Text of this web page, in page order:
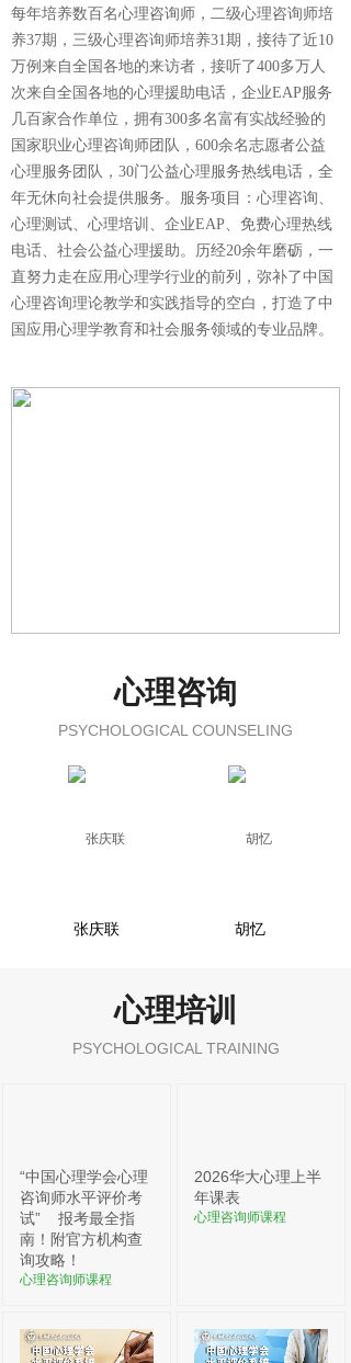
每年培养数百名心理咨询师，二级心理咨询师培
养37期，三级心理咨询师培养31期，接待了近10
万例来自全国各地的来访者，接听了400多万人
次来自全国各地的心理援助电话，企业EAP服务
几百家合作单位，拥有300多名富有实战经验的
国家职业心理咨询师团队，600余名志愿者公益
心理服务团队，30门公益心理服务热线电话，全
年无休向社会提供服务。服务项目：心理咨询、
心理测试、心理培训、企业EAP、免费心理热线
电话、社会公益心理援助。历经20余年磨砺，一
直努力走在应用心理学行业的前列，弥补了中国
心理咨询理论教学和实践指导的空白，打造了中
国应用心理学教育和社会服务领域的专业品牌。
张庆联 胡忆
PSYCHOLOGICAL COUNSELING
心理咨询
“中国心理学会心理
咨询师水平评价考
试”
报考最全指
南！附官方机构查
询攻略！
心理咨询师课程
2026华大心理上半
年课表
心理咨询师课程
PSYCHOLOGICAL TRAINING
心理培训